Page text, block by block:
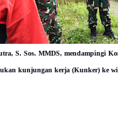
S. Sos. MMDS, mendampingi
kunjungan kerja (Kunker) ke